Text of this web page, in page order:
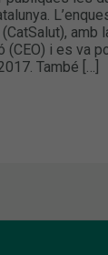
amb
(CEO) i es va
També […]